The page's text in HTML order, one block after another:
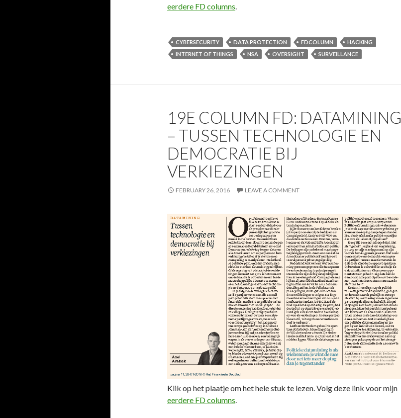
eerdere FD columns.
CYBERSECURITY DATA PROTECTION FDCOLUMN
HACKING
INTERNET OF THINGS
NSA OVERSIGHT SURVEILLANCE
19E COLUMN FD: DATAMINING
– TUSSEN TECHNOLOGIE EN
DEMOCRATIE BIJ
VERKIEZINGEN
FEBRUARY 26, 2016 LEAVE A COMMENT
Klik op het plaatje om het hele stuk te lezen. Volg deze link voor mijn
eerdere FD columns.